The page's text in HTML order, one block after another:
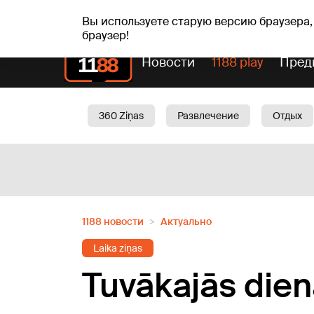
Вы используете старую версию
браузер!
пт, 07.08.2026. +20°C Alfrēds, Fredis, Madars
Новости 1188 play
360 Ziņas Развлечение
Отдых
1188 новости Актуально
Laika ziņas
Tuvākajās